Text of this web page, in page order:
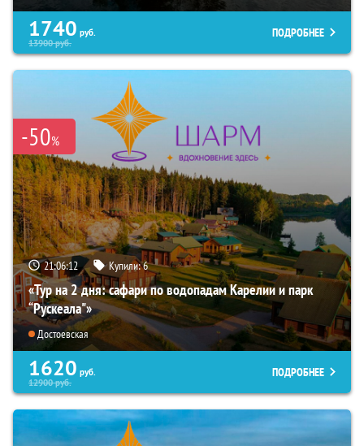
1740 руб.
13900руб.
ПОДРОБНЕЕ
-50%
21:06:10 Купили:6
«Тур на 2 дня: сафари по водопадам Карелии и парк
“Рускеала"»
Достоевская
1620 руб.
12900руб.
ПОДРОБНЕЕ